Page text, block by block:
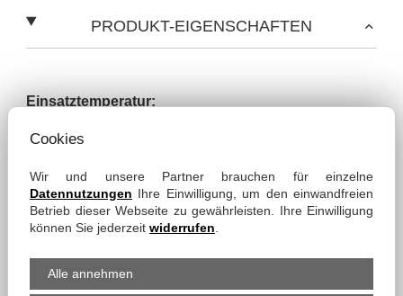
PRODUKT-EIGENSCHAFTEN
Einsatztemperatur:
- PVC-Wand mit Hart-PVC-Spirale
Eigenschaften:
- flexibel und leicht
Cookies
Wir und unsere Partner brauchen für einzelne
Datennutzungen Ihre Einwilligung, um den einwandfreien
Betrieb dieser Webseite zu gewährleisten. Ihre Einwilligung
können Sie jederzeit widerrufen
Alle annehmen